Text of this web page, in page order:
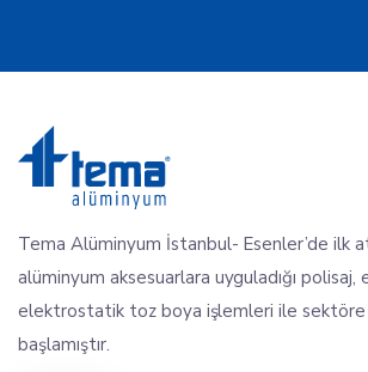
Tema Alüminyum İstanbul- Esenler’de ilk
alüminyum aksesuarlara uyguladığı
elektrostatik toz boya işlemleri ile
başlamıştır.